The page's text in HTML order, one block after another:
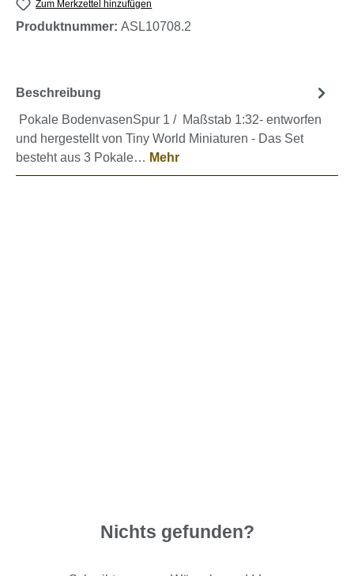
Zum Merkzettel hinzufügen
Produktnummer: ASL10708.2
Beschreibung
Pokale BodenvasenSpur 1 / Maßstab 1:32- entworfen
und hergestellt von Tiny World Miniaturen - Das Set
besteht aus 3 Pokale… Mehr
Nichts gefunden?